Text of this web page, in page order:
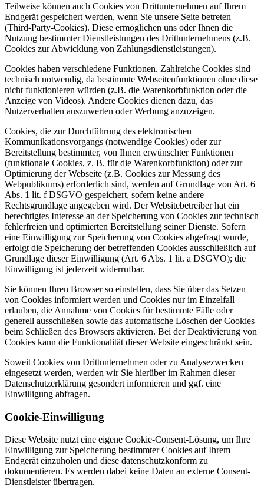
Teilweise können auch Cookies von Drittunternehmen auf Ihrem
Endgerät gespeichert werden, wenn Sie unsere Seite betreten
(Third-Party-Cookies). Diese ermöglichen uns oder Ihnen die
Nutzung bestimmter Dienstleistungen des Drittunternehmens (z.B.
Cookies zur Abwicklung von Zahlungsdienstleistungen).
Cookies haben verschiedene Funktionen. Zahlreiche Cookies sind
technisch notwendig, da bestimmte Webseitenfunktionen ohne diese
nicht funktionieren würden (z.B. die Warenkorbfunktion oder die
Anzeige von Videos). Andere Cookies dienen dazu, das
Nutzerverhalten auszuwerten oder Werbung anzuzeigen.
Cookies, die zur Durchführung des elektronischen
Kommunikationsvorgangs (notwendige Cookies) oder zur
Bereitstellung bestimmter, von Ihnen erwünschter Funktionen
(funktionale Cookies, z. B. für die Warenkorbfunktion) oder zur
Optimierung der Webseite (z.B. Cookies zur Messung des
Webpublikums) erforderlich sind, werden auf Grundlage von Art. 6
Abs. 1 lit. f DSGVO gespeichert, sofern keine andere
Rechtsgrundlage angegeben wird. Der Websitebetreiber hat ein
berechtigtes Interesse an der Speicherung von Cookies zur technisch
fehlerfreien und optimierten Bereitstellung seiner Dienste. Sofern
eine Einwilligung zur Speicherung von Cookies abgefragt wurde,
erfolgt die Speicherung der betreffenden Cookies ausschließlich auf
Grundlage dieser Einwilligung (Art. 6 Abs. 1 lit. a DSGVO); die
Einwilligung ist jederzeit widerrufbar.
Sie können Ihren Browser so einstellen, dass Sie über das Setzen
von Cookies informiert werden und Cookies nur im Einzelfall
erlauben, die Annahme von Cookies für bestimmte Fälle oder
generell ausschließen sowie das automatische Löschen der Cookies
beim Schließen des Browsers aktivieren. Bei der Deaktivierung von
Cookies kann die Funktionalität dieser Website eingeschränkt sein.
Soweit Cookies von Drittunternehmen oder zu Analysezwecken
eingesetzt werden, werden wir Sie hierüber im Rahmen dieser
Datenschutzerklärung gesondert informieren und ggf. eine
Einwilligung abfragen.
Cookie-Einwilligung
Diese Website nutzt eine eigene Cookie-Consent-Lösung, um Ihre
Einwilligung zur Speicherung bestimmter Cookies auf Ihrem
Endgerät einzuholen und diese datenschutzkonform zu
dokumentieren. Es werden dabei keine Daten an externe Consent-
Dienstleister übertragen.